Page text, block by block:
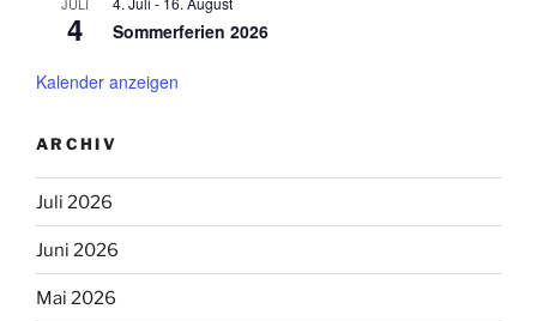
4 Sommerferien 2026
Kalender anzeigen
ARCHIV
Juli 2026
Juni 2026
Mai 2026